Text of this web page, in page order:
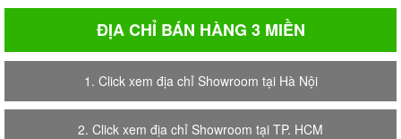
ĐỊA CHỈ BÁN HÀNG 3 MIỀN
1. Click xem địa chỉ Showroom tại Hà Nội
2. Click xem địa chỉ Showroom tại TP. HCM